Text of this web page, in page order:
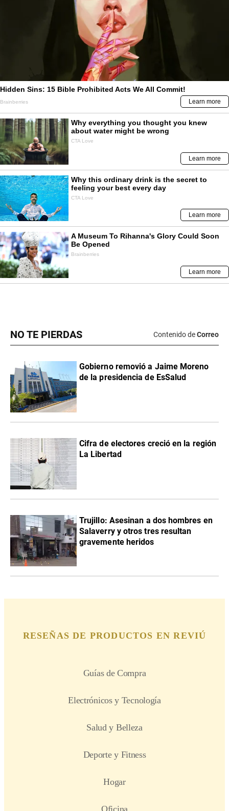
NO TE PIERDAS Contenido deCorreo
Gobierno removió a Jaime Moreno
de la presidencia de EsSalud
Cifra de electores creció en la región
La Libertad
Trujillo: Asesinan a dos hombres en
Salaverry y otros tres resultan
gravemente heridos